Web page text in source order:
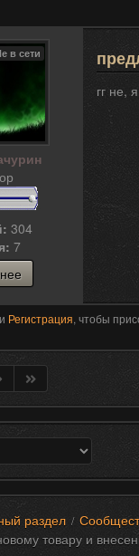
в сети
304
7
гг не,
Регистрация, чтобы
раздел /
товару и